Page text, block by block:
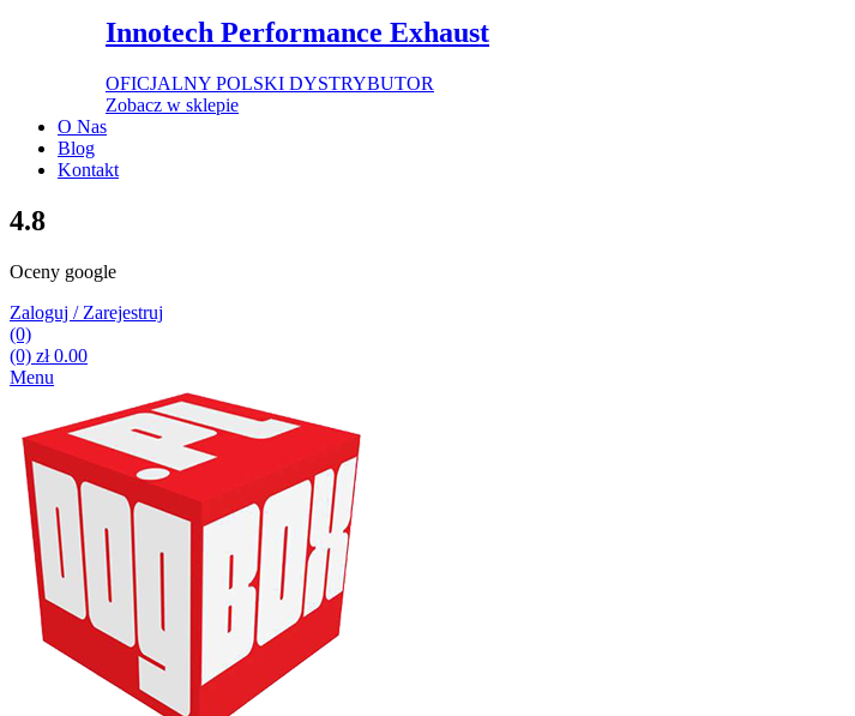
Innotech Performance Exhaust
OFICJALNY POLSKI DYSTRYBUTOR
Zobacz w sklepie
O Nas
Blog
Kontakt
4.8
Oceny google
Zaloguj / Zarejestruj
(0)
(0) zł0.00
Menu